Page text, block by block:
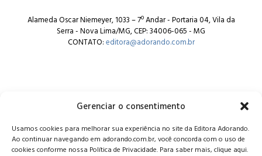
Gerenciar o consentimento
Usamos cookies para melhorar sua experiência no site da Editora Adorando.
Ao continuar navegando em adorando.com.br, você concorda com o uso de
cookies conforme nossa Política de Privacidade. Para saber mais, clique aqui.
Alameda Oscar Niemeyer, 1033 – 7º Andar - Portaria 04, Vila da
Serra - Nova Lima/MG, CEP: 34006-065 - MG
CONTATO:editora@adorando.com.br
© Editora Adorando 2026. Todos os direitos reservados.
Consulte nossapolítica de privacidade.